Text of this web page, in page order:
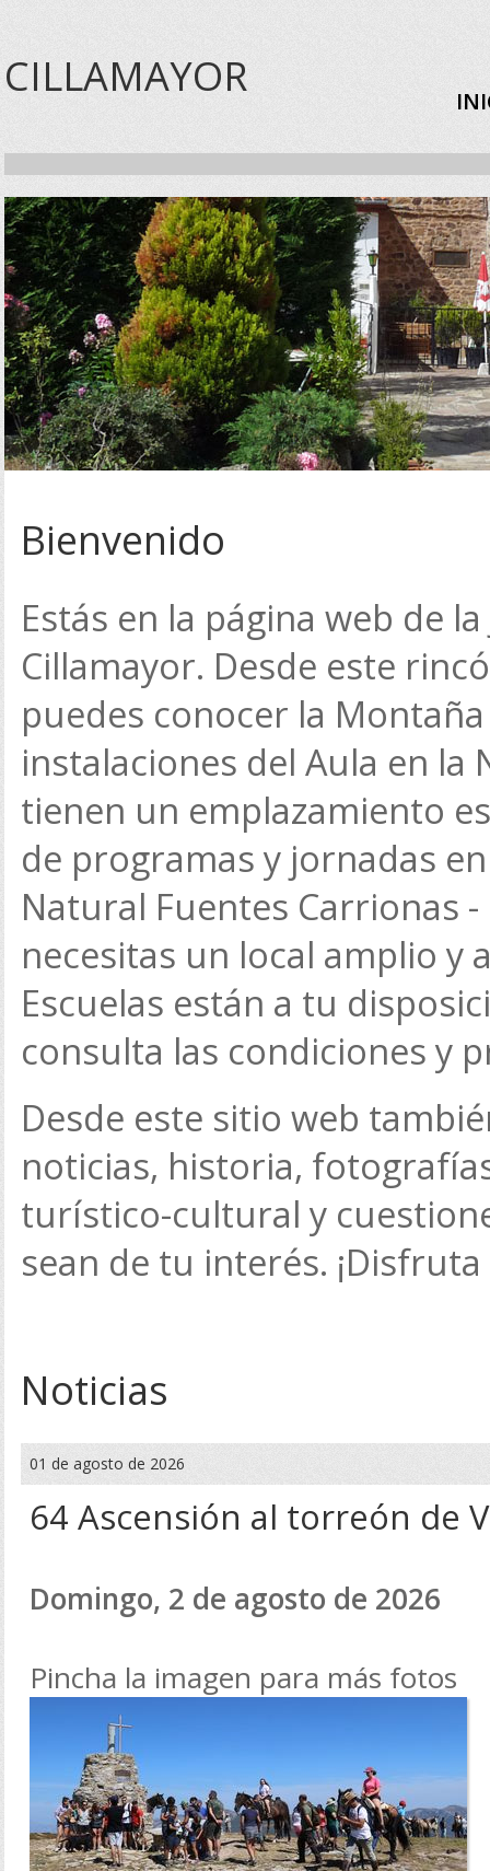
CILLAMAYOR
Bienvenido
Estás en la página web de
Cillamayor. Desde este
puedes conocer la
instalaciones del Aula en la
tienen un emplazamiento
de programas y jornadas
Natural Fuentes Carrionas -
necesitas un local amplio y
Escuelas están a tu
consulta las condiciones y
Desde este sitio web
noticias, historia,
turístico-cultural y
sean de tu interés.
Noticias
01 de agosto de 2026
64 Ascensión al torreón de
Domingo, 2 de agosto de 2026
Pincha la imagen para más fotos